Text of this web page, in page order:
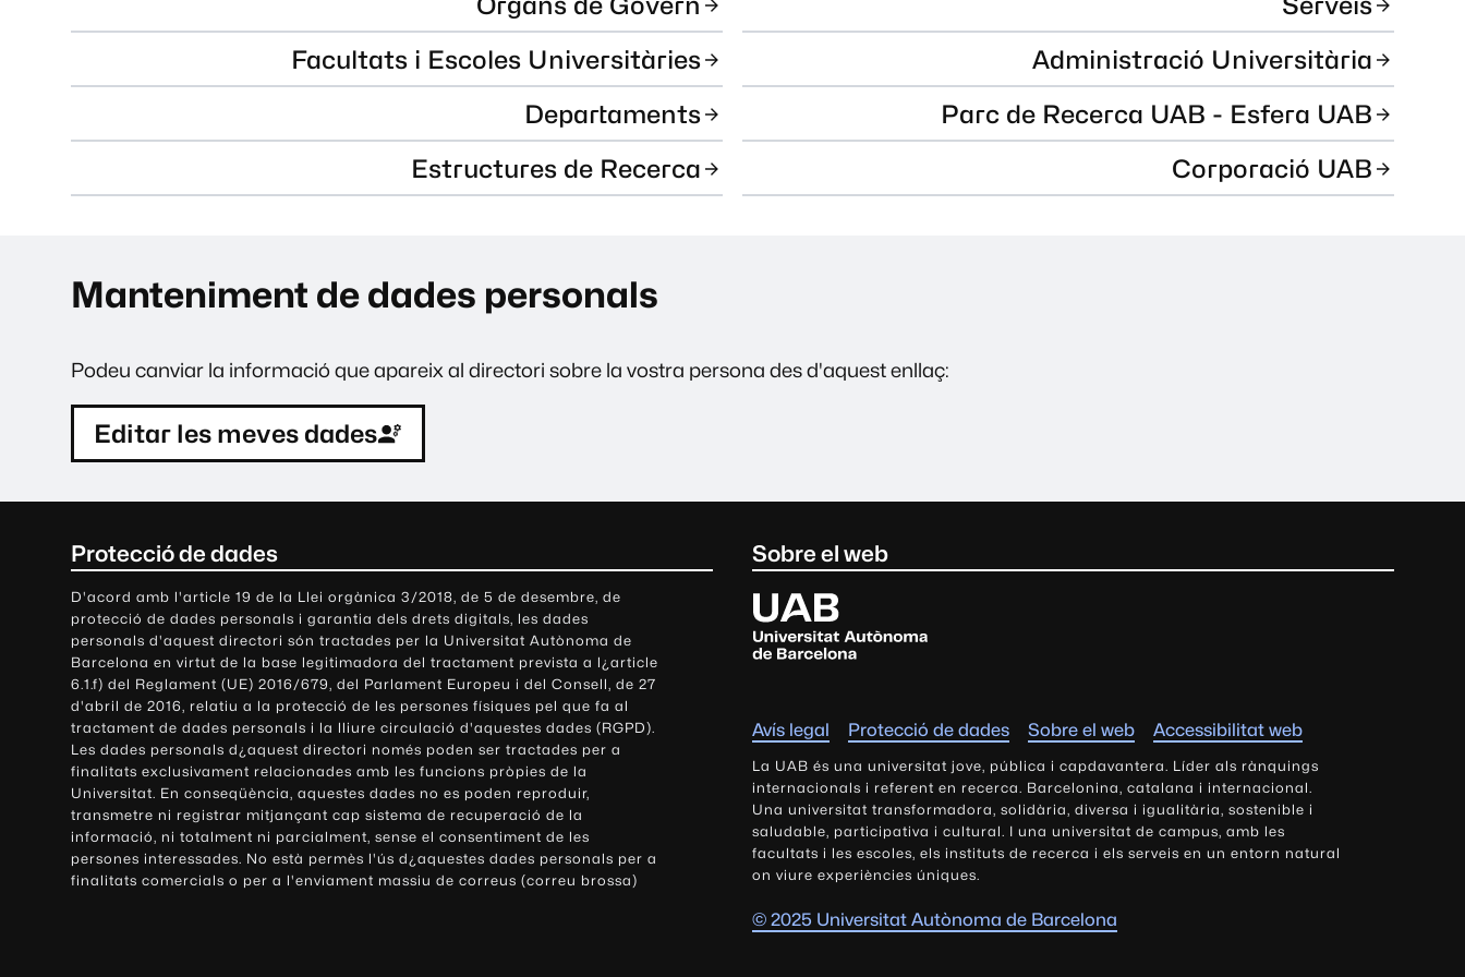
Facultats i Escoles Universitàries
Departaments
Estructures de Recerca
Administració Universitària
Parc de Recerca UAB - Esfera UAB
Corporació UAB
Manteniment de dades personals
Podeu canviar la informació que apareix al directori sobre la vostra persona des d'aquest enllaç:
Editar les meves dades
Protecció de dades
D'acord amb l'article 19 de la Llei orgànica 3/2018, de 5 de desembre, de
protecció de dades personals i garantia dels drets digitals, les dades
personals d'aquest directori són tractades per la Universitat Autònoma de
Barcelona en virtut de la base legitimadora del tractament prevista a l¿article
6.1.f) del Reglament (UE) 2016/679, del Parlament Europeu i del Consell, de 27
d'abril de 2016, relatiu a la protecció de les persones físiques pel que fa al
tractament de dades personals i la lliure circulació d'aquestes dades (RGPD).
Les dades personals d¿aquest directori només poden ser tractades per a
finalitats exclusivament relacionades amb les funcions pròpies de la
Universitat. En conseqüència, aquestes dades no es poden reproduir,
transmetre ni registrar mitjançant cap sistema de recuperació de la
informació, ni totalment ni parcialment, sense el consentiment de les
persones interessades. No està permès l'ús d¿aquestes dades personals per a
finalitats comercials o per a l'enviament massiu de correus (correu brossa)
Sobre el web
U
n
i
s
i
t
a
t
A
u
t
ò
Avís legal Protecció de dades Sobre el web Accessibilitat web
La UAB és una universitat jove, pública i capdavantera. Líder als rànquings
internacionals i referent en recerca. Barcelonina, catalana i internacional.
Una universitat transformadora, solidària, diversa i igualitària, sostenible i
saludable, participativa i cultural. I una universitat de campus, amb les
facultats i les escoles, els instituts de recerca i els serveis en un entorn natural
on viure experiències úniques.
© 2025 Universitat Autònoma de Barcelona